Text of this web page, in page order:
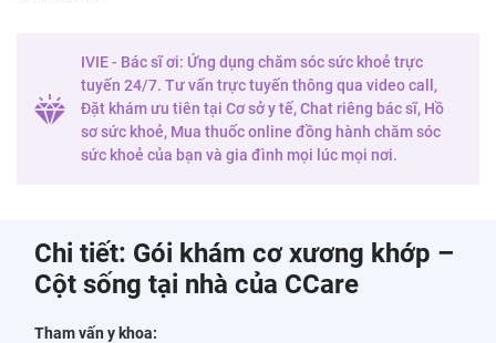
IVIE - Bác sĩ ơi: Ứng dụng chăm sóc sức khoẻ trực
tuyến 24/7. Tư vấn trực tuyến thông qua video call,
Đặt khám ưu tiên tại Cơ sở y tế, Chat riêng bác sĩ, Hồ
sơ sức khoẻ, Mua thuốc online đồng hành chăm sóc
sức khoẻ của bạn và gia đình mọi lúc mọi nơi.
Chi tiết: Gói khám cơ xương khớp –
Cột sống tại nhà của CCare
Tham vấn y khoa: